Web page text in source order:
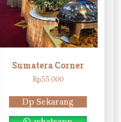
Sumatera Corner
Rp55.000
Dp Sekarang